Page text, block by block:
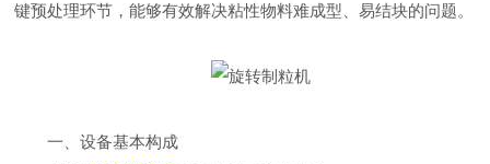
键预处理环节，能够有效解决粘性物料难成型、易结块的问题。
一、设备基本构成